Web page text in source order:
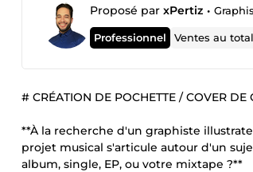
Proposé par xPertiz •
Professionnel Ventes au
# CRÉATION DE POCHETTE / COVER DE
**À la recherche d'un graphiste
projet musical s'articule autour d'un
album, single, EP, ou votre mixtape ?**